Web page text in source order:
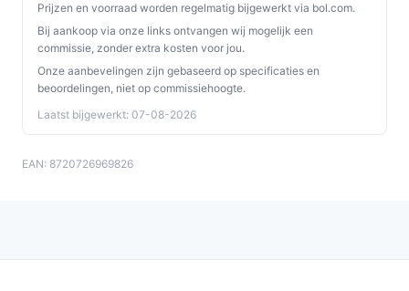
Prijzen en voorraad worden regelmatig bijgewerkt via bol.com.
Bij aankoop via onze links ontvangen wij mogelijk een
commissie, zonder extra kosten voor jou.
Onze aanbevelingen zijn gebaseerd op specificaties en
beoordelingen, niet op commissiehoogte.
Laatst bijgewerkt: 07-08-2026
EAN: 8720726969826